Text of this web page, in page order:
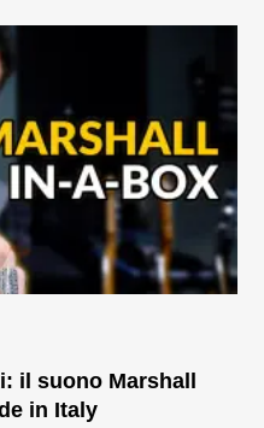
il suono Marshall
in Italy